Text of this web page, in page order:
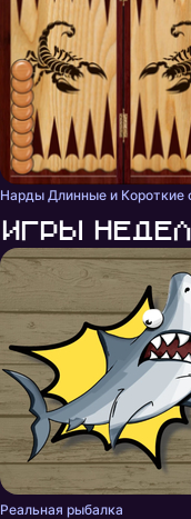
Нарды Длинные и Короткие
Игры
Реальная рыбалка